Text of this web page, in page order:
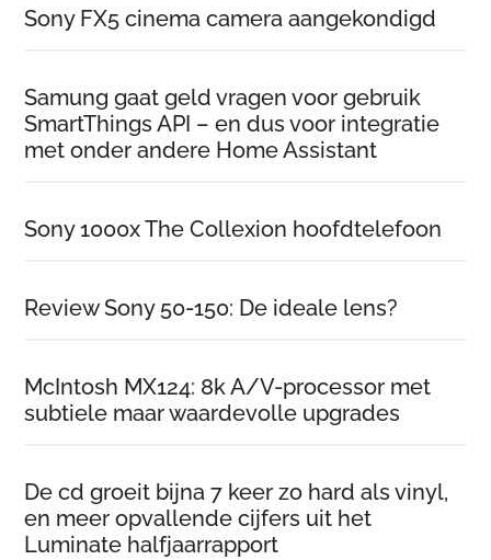
Sony FX5 cinema camera aangekondigd
Samung gaat geld vragen voor gebruik
SmartThings API – en dus voor integratie
met onder andere Home Assistant
Sony 1000x The Collexion hoofdtelefoon
Review Sony 50-150: De ideale lens?
McIntosh MX124: 8k A/V-processor met
subtiele maar waardevolle upgrades
De cd groeit bijna 7 keer zo hard als vinyl,
en meer opvallende cijfers uit het
Luminate halfjaarrapport